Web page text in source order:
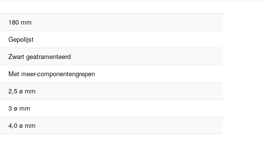
180 mm
Gepolijst
Zwart geatramenteerd
Met meer-componentengrepen
2,5 ø mm
3 ø mm
4,0 ø mm